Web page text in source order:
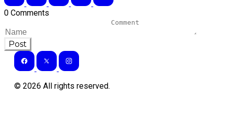
0 Comments
Post
© 2026 All rights reserved.